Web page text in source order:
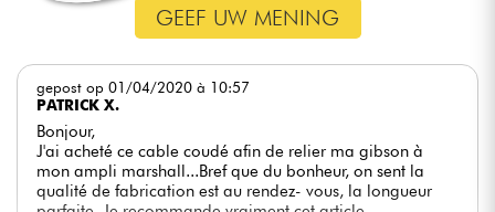
GEEF UW MENING
gepost op 01/04/2020 à 10:57
PATRICK X.
Bonjour,
J'ai acheté ce cable coudé afin de relier ma gibson à
mon ampli marshall...Bref que du bonheur, on sent la
qualité de fabrication est au rendez- vous, la longueur